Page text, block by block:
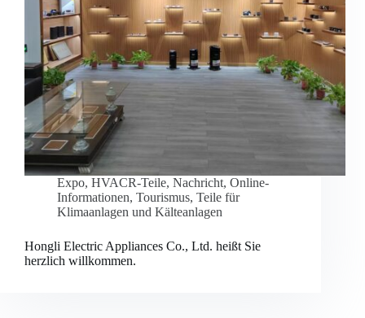
Expo, HVACR-Teile, Nachricht, Online-
Informationen, Tourismus, Teile für
Klimaanlagen und Kälteanlagen
Hongli Electric Appliances Co., Ltd. heißt Sie
herzlich willkommen.